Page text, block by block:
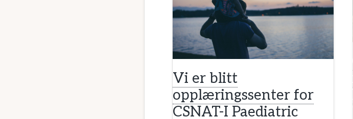
Vi er blitt
opplæringssenter for
CSNAT-I Paediatric